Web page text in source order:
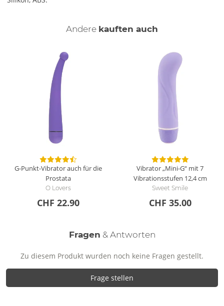
Andere kauften auch
G-Punkt-Vibrator auch für die
Prostata
O Lovers
CHF 22.90
Vibrator „Mini-G“ mit 7
Vibrationsstufen 12,4 cm
Sweet Smile
CHF 35.00
Fragen & Antworten
Zu diesem Produkt wurden noch keine Fragen gestellt.
Frage stellen